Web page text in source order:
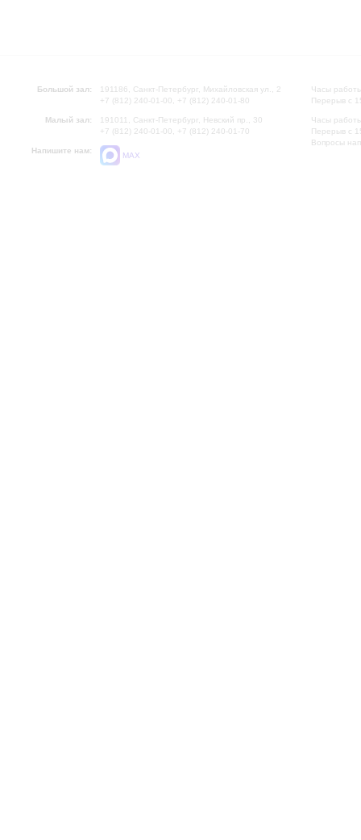
Большой зал:
191186, Санкт-Петербург, Михайловская ул., 2
+7 (812) 240-01-00, +7 (812) 240-01-80
Малый зал:
191011, Санкт-Петербург, Невский пр., 30
+7 (812) 240-01-00, +7 (812) 240-01-70
Напишите нам:
MAX
Часы
Перерыв с
Часы
Перерыв с
Вопросы